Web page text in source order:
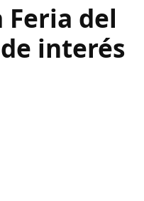
Feria del
interés